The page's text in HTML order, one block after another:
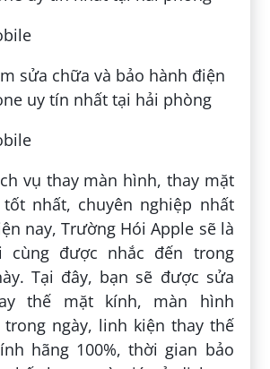
vụ thay màn hình, thay mặt
nhất, chuyên nghiệp nhất
nay, Trường Hói Apple sẽ là
cùng được nhắc đến trong
Tại đây, bạn sẽ được sửa
thế mặt kính, màn hình
trong ngày, linh kiện thay thế
hãng 100%, thời gian bảo